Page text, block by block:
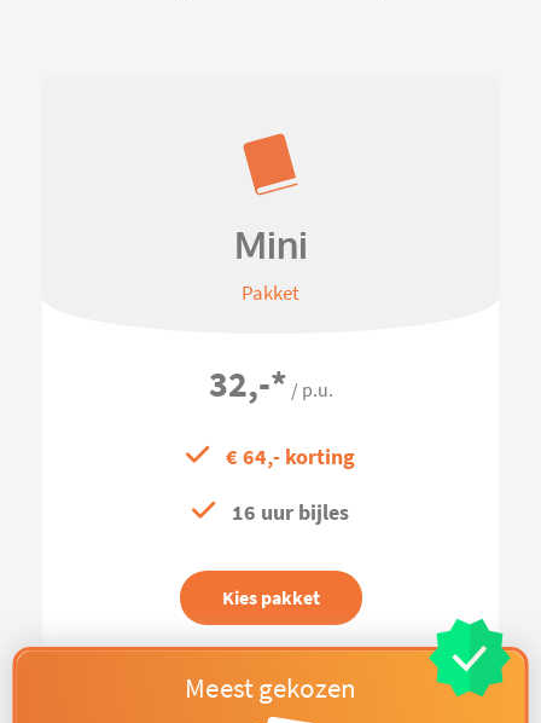
Mini
Pakket
32,-* / p.u.
€ 64,- korting
16 uur bijles
Kies pakket